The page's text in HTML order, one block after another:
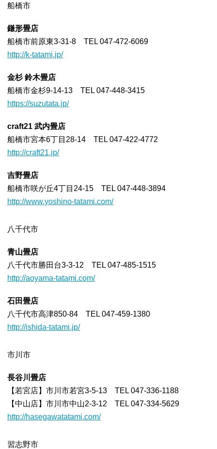
船橋市
鎌形畳店
船橋市前原東3-31-8 TEL 047-472-6069
http://k-tatami.jp/
金杉 鈴木畳店
船橋市金杉9-14-13 TEL 047-448-3415
https://suzutata.jp/
craft21 武内畳店
船橋市宮本6丁目28-14 TEL 047-422-4772
http://craft21.jp/
吉野畳店
船橋市咲が丘4丁目24-15 TEL 047-448-3894
http://www.yoshino-tatami.com/
八千代市
青山畳店
八千代市勝田台3-3-12 TEL 047-485-1515
http://aoyama-tatami.com/
石田畳店
八千代市高津850-84 TEL 047-459-1380
http://ishida-tatami.jp/
市川市
長谷川畳店
【若宮店】市川市若宮3-5-13 TEL 047-336-1188
【中山店】市川市中山2-3-12 TEL 047-334-5629
http://hasegawatatami.com/
習志野市